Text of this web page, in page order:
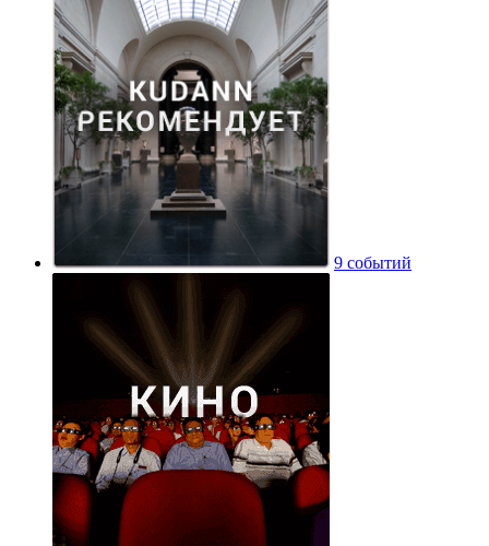
9 событий